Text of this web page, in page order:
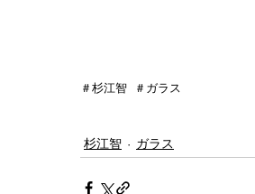
＃杉江智  ＃ガラス
杉江智 ガラス